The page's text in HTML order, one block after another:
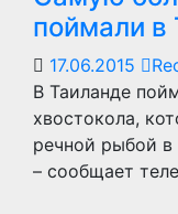
поймали в
17.06.2015
В Таиланде
хвостокола,
речной рыбой
– сообщает